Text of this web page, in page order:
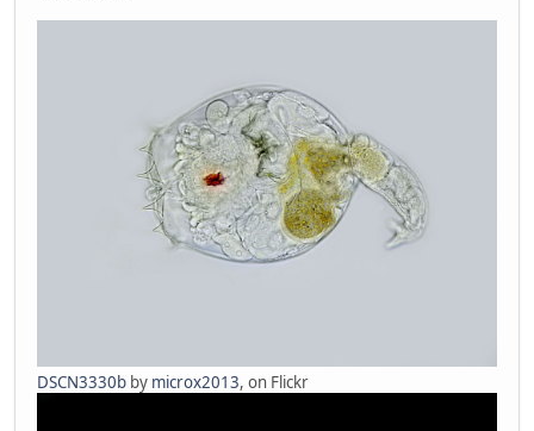
DSCN3330b by microx2013, on Flickr